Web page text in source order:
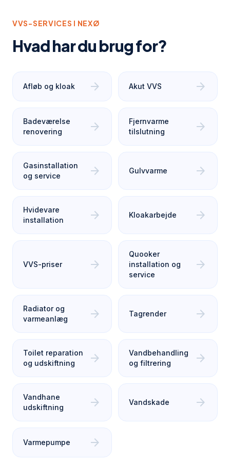
VVS-SERVICES I NEXØ
Hvad har du brug for?
Afløb og kloak arrow_forward Akut VVS arrow_forward
Badeværelse
renovering
arrow_forward
Fjernvarme
tilslutning
arrow_forward
Gasinstallation
og service
arrow_forward Gulvvarme arrow_forward
Hvidevare
installation
arrow_forward Kloakarbejde arrow_forward
VVS-priser arrow_forward
Quooker
installation og
service
arrow_forward
Radiator og
varmeanlæg
arrow_forward Tagrender arrow_forward
Toilet reparation
og udskiftning
arrow_forward
Vandbehandling
og filtrering
arrow_forward
Vandhane
udskiftning
arrow_forward Vandskade arrow_forward
Varmepumpe arrow_forward